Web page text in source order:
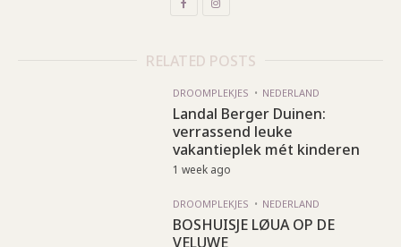
RELATED POSTS
DROOMPLEKJES NEDERLAND
Landal Berger Duinen:
verrassend leuke
vakantieplek mét kinderen
1 week ago
DROOMPLEKJES NEDERLAND
BOSHUISJE LØUA OP DE
VELUWE